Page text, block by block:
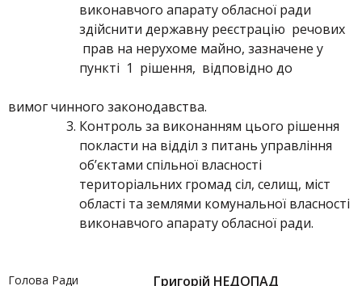
виконавчого апарату обласної ради
здійснити державну реєстрацію речових
прав на нерухоме майно, зазначене у
пункті 1 рішення, відповідно до
вимог чинного законодавства.
Контроль за виконанням цього рішення
покласти на відділ з питань управління
об’єктами спільної власності
територіальних громад сіл, селищ, міст
області та землями комунальної власності
виконавчого апарату обласної ради.
Голова Ради Григорій НЕДОПАД